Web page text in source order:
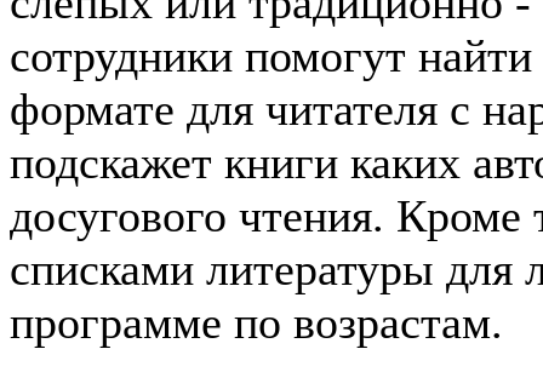
сотрудники помогут
формате для читателя с
подскажет книги каких
досугового чтения.
списками литературы для
программе по возрастам.